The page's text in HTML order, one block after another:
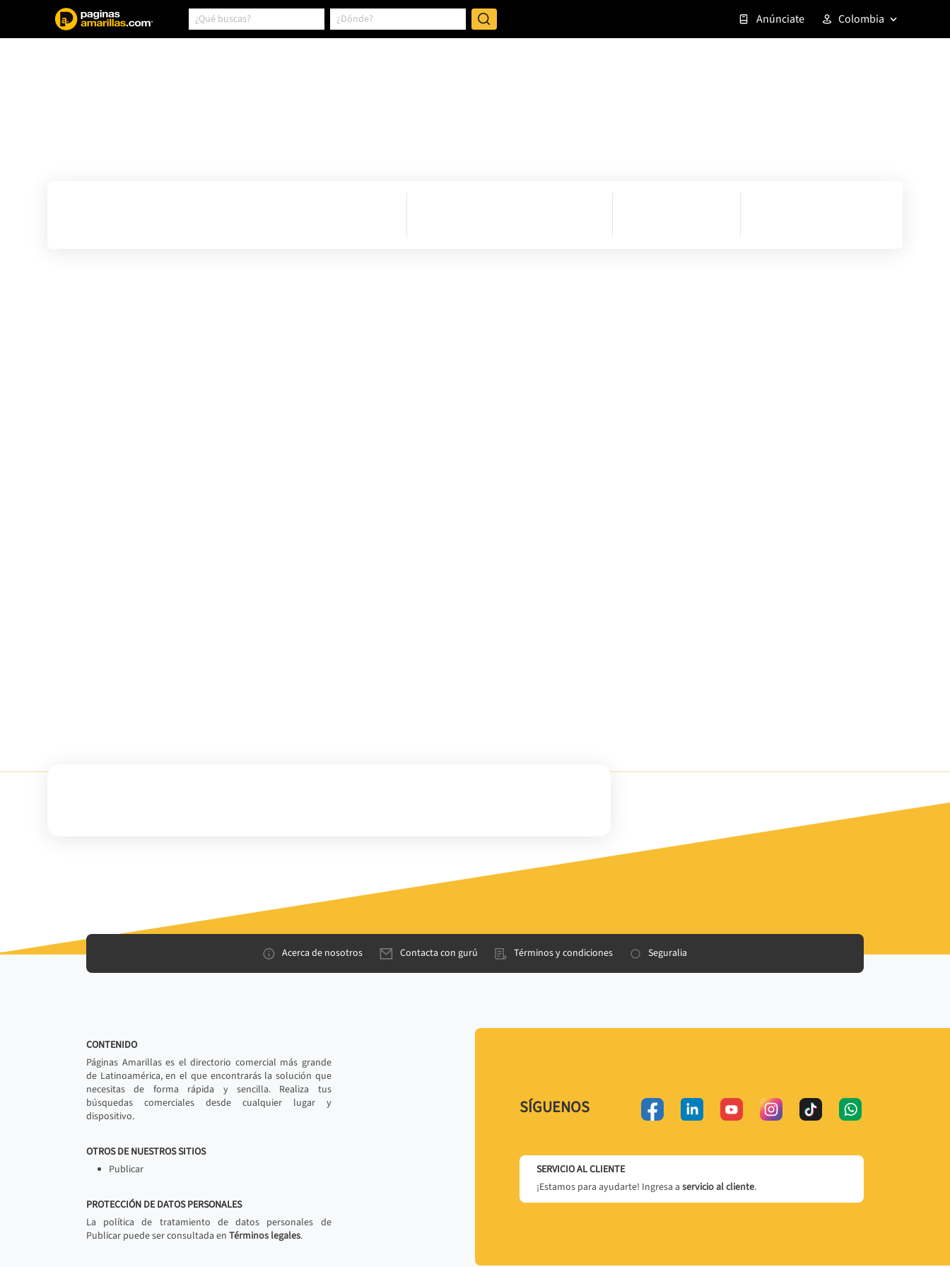
Anúnciate Colombia
Acerca de nosotros Contacta con gurú Términos y condiciones Seguralia
CONTENIDO
Páginas Amarillas es el directorio comercial más grande
de Latinoamérica, en el que encontrarás la solución que
necesitas de forma rápida y sencilla. Realiza tus
búsquedas comerciales desde cualquier lugar y
dispositivo.
OTROS DE NUESTROS SITIOS
Publicar
PROTECCIÓN DE DATOS PERSONALES
La política de tratamiento de datos personales de
Publicar puede ser consultada en Términos legales.
SÍGUENOS
SERVICIO AL CLIENTE
¡Estamos para ayudarte! Ingresa a servicio al cliente.